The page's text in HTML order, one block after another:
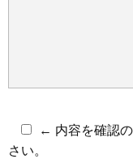
← 内容を確認
さい。